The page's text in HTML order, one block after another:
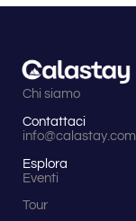
Chi siamo
Contattaci
info@calastay.com
Esplora
Eventi
Tour